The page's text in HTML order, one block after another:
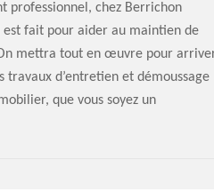
professionnel, chez Berrichon
fait pour aider au maintien de
mettra tout en œuvre pour
d’entretien et démoussage
que vous soyez un